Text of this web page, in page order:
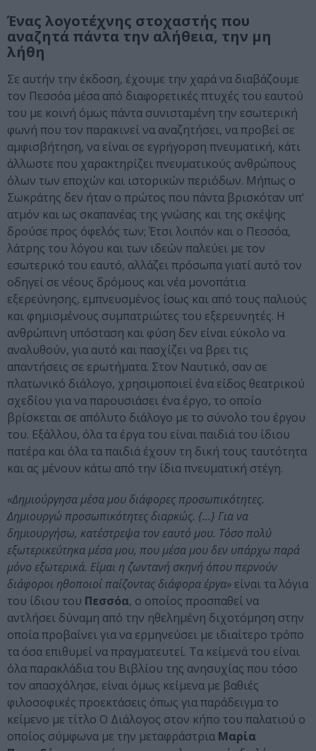
Ένας λογοτέχνης στοχαστής που
αναζητά πάντα την αλήθεια, την μη
λήθη
Σε αυτήν την έκδοση, έχουμε την χαρά να διαβάζουμε
τον Πεσσόα μέσα από διαφορετικές πτυχές του εαυτού
του με κοινή όμως πάντα συνισταμένη την εσωτερική
φωνή που τον παρακινεί να αναζητήσει, να προβεί σε
αμφισβήτηση, να είναι σε εγρήγορση πνευματική, κάτι
άλλωστε που χαρακτηρίζει πνευματικούς ανθρώπους
όλων των εποχών και ιστορικών περιόδων. Μήπως ο
Σωκράτης δεν ήταν ο πρώτος που πάντα βρισκόταν υπ’
ατμόν και ως σκαπανέας της γνώσης και της σκέψης
δρούσε προς όφελός των; Έτσι λοιπόν και ο Πεσσόα,
λάτρης του λόγου και των ιδεών παλεύει με τον
εσωτερικό του εαυτό, αλλάζει πρόσωπα γιατί αυτό τον
οδηγεί σε νέους δρόμους και νέα μονοπάτια
εξερεύνησης, εμπνευσμένος ίσως και από τους παλιούς
και φημισμένους συμπατριώτες του εξερευνητές. Η
ανθρώπινη υπόσταση και φύση δεν είναι εύκολο να
αναλυθούν, για αυτό και πασχίζει να βρει τις
απαντήσεις σε ερωτήματα. Στον Ναυτικό, σαν σε
πλατωνικό διάλογο, χρησιμοποιεί ένα είδος θεατρικού
σχεδίου για να παρουσιάσει ένα έργο, το οποίο
βρίσκεται σε απόλυτο διάλογο με το σύνολο του έργου
του. Εξάλλου, όλα τα έργα του είναι παιδιά του ίδιου
πατέρα και όλα τα παιδιά έχουν τη δική τους ταυτότητα
και ας μένουν κάτω από την ίδια πνευματική στέγη.
«Δημιούργησα μέσα μου διάφορες προσωπικότητες.
Δημιουργώ προσωπικότητες διαρκώς. {…} Για να
δημιουργήσω, κατέστρεψα τον εαυτό μου. Τόσο πολύ
εξωτερικεύτηκα μέσα μου, που μέσα μου δεν υπάρχω παρά
μόνο εξωτερικά. Είμαι η ζωντανή σκηνή όπου περνούν
διάφοροι ηθοποιοί παίζοντας διάφορα έργα» είναι τα λόγια
του ίδιου του Πεσσόα, ο οποίος προσπαθεί να
αντλήσει δύναμη από την ηθελημένη διχοτόμηση στην
οποία προβαίνει για να ερμηνεύσει με ιδιαίτερο τρόπο
τα όσα επιθυμεί να πραγματευτεί. Τα κείμενά του είναι
όλα παρακλάδια του Βιβλίου της ανησυχίας που τόσο
τον απασχόλησε, είναι όμως κείμενα με βαθιές
φιλοσοφικές προεκτάσεις όπως για παράδειγμα το
κείμενο με τίτλο Ο Διάλογος στον κήπο του παλατιού ο
οποίος σύμφωνα με την μεταφράστρια Μαρία